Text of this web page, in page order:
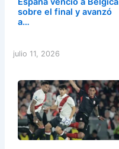
sobre el final y avanzó
a…
julio 11, 2026